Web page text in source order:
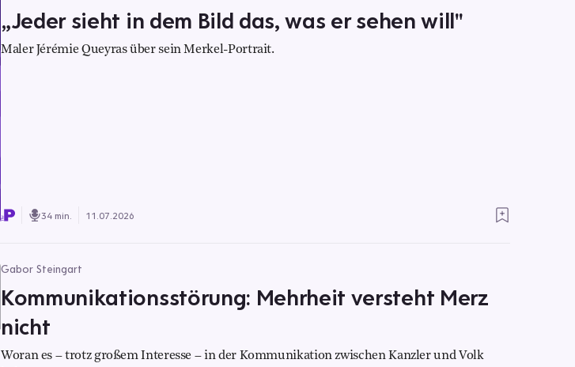
„Jeder sieht in dem Bild das, was er sehen will"
Maler Jérémie Queyras über sein Merkel-Portrait.
34 min. 11.07.2026
Gabor Steingart
Kommunikationsstörung: Mehrheit versteht Merz
nicht
Woran es – trotz großem Interesse – in der Kommunikation zwischen Kanzler und Volk